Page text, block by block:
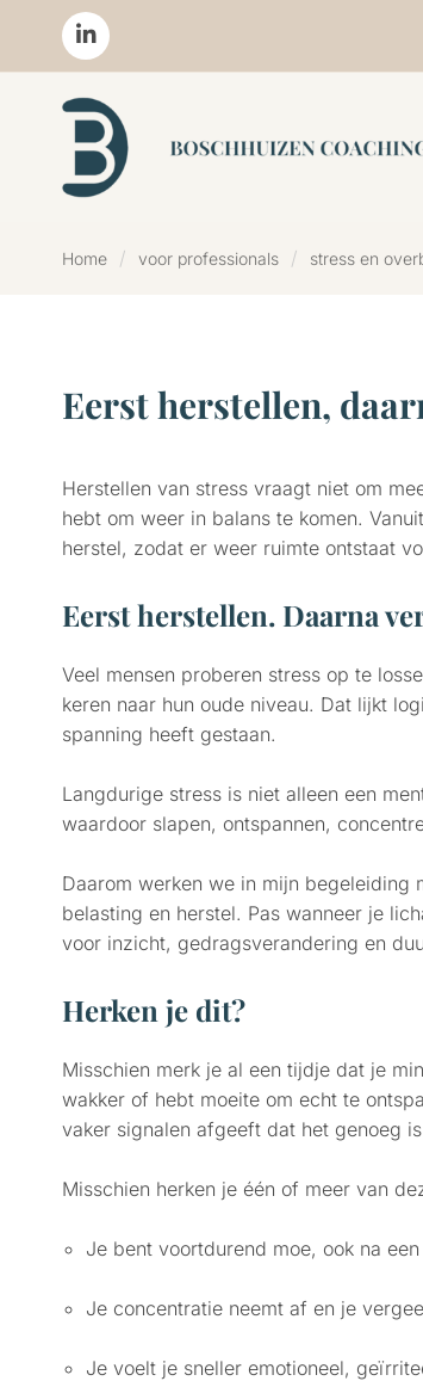
Home voor professionals stress en
Eerst herstellen,
Herstellen van stress vraagt niet om
hebt om weer in balans te komen.
herstel, zodat er weer ruimte ontstaat
Eerst herstellen. Daarna
Veel mensen proberen stress op te
keren naar hun oude niveau. Dat lijkt
spanning heeft gestaan.
Langdurige stress is niet alleen een
waardoor slapen, ontspannen,
Daarom werken we in mijn begeleiding
belasting en herstel. Pas wanneer je
voor inzicht, gedragsverandering en
Herken je dit?
Misschien merk je al een tijdje dat je
wakker of hebt moeite om echt te
vaker signalen afgeeft dat het genoeg
Misschien herken je één of meer van
Je bent voortdurend moe, ook na
Je concentratie neemt af en je
Je voelt je sneller emotioneel,